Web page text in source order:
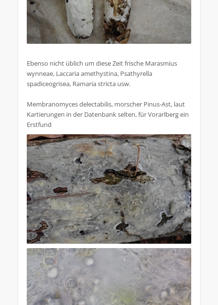
Ebenso nicht üblich um diese Zeit frische Marasmius
wynneae, Laccaria amethystina, Psathyrella
spadiceogrisea, Ramaria stricta usw.
Membranomyces delectabilis, morscher Pinus-Ast, laut
Kartierungen in der Datenbank selten, für Vorarlberg ein
Erstfund